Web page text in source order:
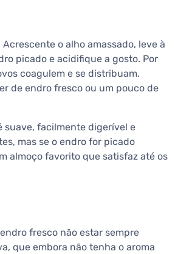
o alho amassado, leve à
picado e acidifique a gosto. Por
coagulem e se distribuam.
de endro fresco ou um pouco de
suave, facilmente digerível e
mas se o endro for picado
almoço favorito que satisfaz até os
fresco não estar sempre
que embora não tenha o aroma